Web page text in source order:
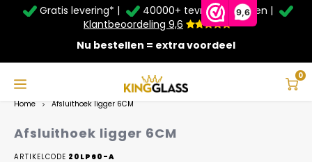
9,6
Service & Contact
Taal
Nederlands
Gratis levering* |
40000+ tevreden klanten |
Klantbeoordeling 9,6
Nu bestellen = extra voordeel
0
Zomer Deals: Tot 20% kortingop schuifwanden en
veranda's +€20extra kassa korting*
Home Afsluithoek ligger 6CM
Afsluithoek ligger 6CM
ARTIKELCODE 20LP60-A